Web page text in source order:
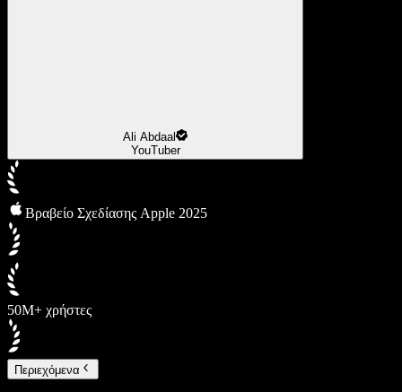
Ali Abdaal
YouTuber
Βραβείο Σχεδίασης Apple 2025
50M+ χρήστες
Περιεχόμενα